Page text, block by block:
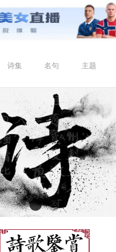
诗集 名句 主题